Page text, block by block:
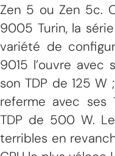
Zen 5 ou Zen 5c.
9005 Turin, la
variété de
9015 l’ouvre
son TDP de 125 W
referme avec
TDP de 500 W.
terribles en